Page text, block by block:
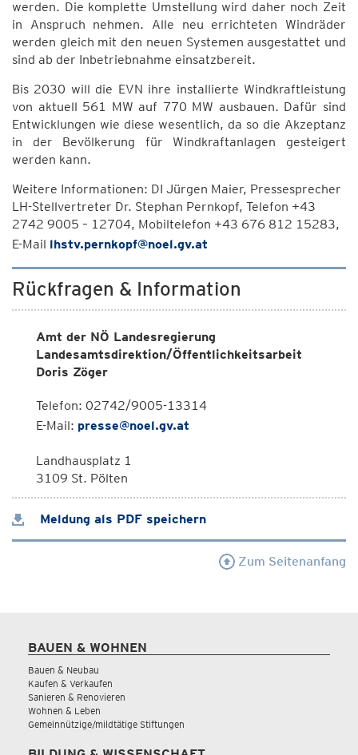
werden. Die komplette Umstellung wird daher noch Zeit
in Anspruch nehmen. Alle neu errichteten Windräder
werden gleich mit den neuen Systemen ausgestattet und
sind ab der Inbetriebnahme einsatzbereit.
Bis 2030 will die EVN ihre installierte Windkraftleistung
von aktuell 561 MW auf 770 MW ausbauen. Dafür sind
Entwicklungen wie diese wesentlich, da so die Akzeptanz
in der Bevölkerung für Windkraftanlagen gesteigert
werden kann.
Weitere Informationen: DI Jürgen Maier, Pressesprecher
LH-Stellvertreter Dr. Stephan Pernkopf, Telefon +43
2742 9005 – 12704, Mobiltelefon +43 676 812 15283,
E-Mail lhstv.pernkopf@noel.gv.at
Rückfragen & Information
Amt der NÖ Landesregierung
Landesamtsdirektion/Öffentlichkeitsarbeit
Doris Zöger
Telefon: 02742/9005-13314
E-Mail: presse@noel.gv.at
Landhausplatz 1
3109 St. Pölten
Meldung als PDF speichern
Zum Seitenanfang
BAUEN & WOHNEN
Bauen & Neubau
Kaufen & Verkaufen
Sanieren & Renovieren
Wohnen & Leben
Gemeinnützige/mildtätige Stiftungen